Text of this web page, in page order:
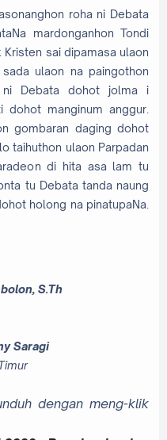
roha ni Debata
mardonganhon Tondi
Kristen sai dipamasa ulaon
ulaon na paingothon
Debata dohot jolma i
dohot manginum anggur.
gombaran daging dohot
taihuthon ulaon Parpadan
di hita asa lam tu
tu Debata tanda naung
holong na pinatupaNa.
S.Th
Saragi
dengan meng-klik